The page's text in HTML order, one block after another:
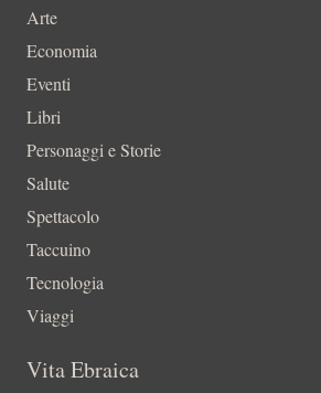
Arte
Economia
Eventi
Libri
Personaggi e Storie
Salute
Spettacolo
Taccuino
Tecnologia
Viaggi
Vita Ebraica